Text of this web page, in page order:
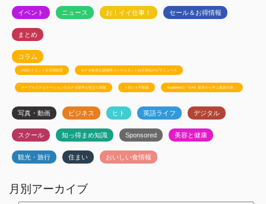
イベント ニュース お！イイ仕事！ セール＆お得情報
まとめ
コラム
JSSのトロント生活相談室 カナダ政府公認移民コンサルタント白石有紀のビザニュース
メープルエデュケーションのカナダ留学お役立ち情報 トロント不動産 Ayudanteの「GA4: 基本から学ぶ最新分析」
写真・動画 ビジネス ヒト 英語ライフ デジタル
スクール 知っ得まめ知識 Sponsored 美容と健康
観光・旅行 住まい おいしい食情報
月別アーカイブ